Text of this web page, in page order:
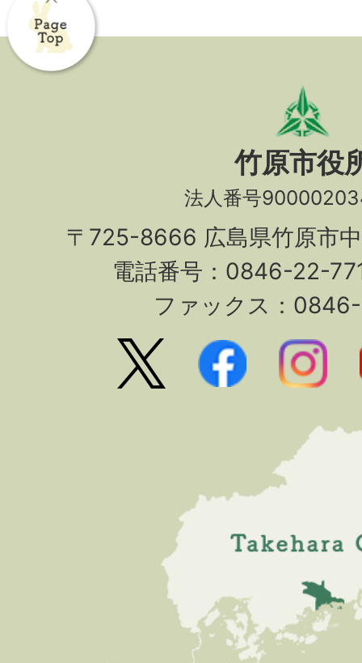
竹原市役
法人番号
〒725-8666 広島県竹原市
電話番号：0846-22-
ファックス：